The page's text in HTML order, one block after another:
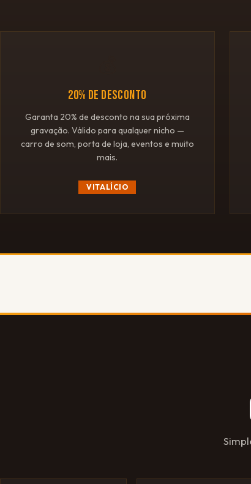
20% DE DESCONTO
Garanta 20% de desconto na sua próxima
gravação. Válido para qualquer nicho —
carro de som, porta de loja, eventos e muito
mais.
VITALÍCIO